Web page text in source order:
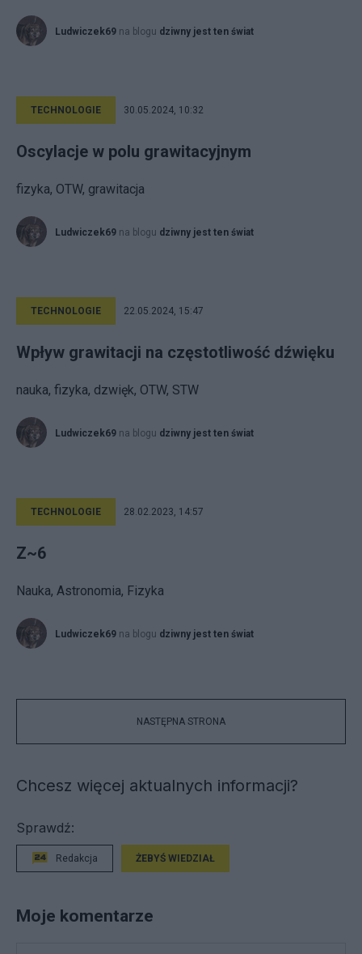
Ludwiczek69 na blogu dziwny jest ten świat
TECHNOLOGIE 30.05.2024, 10:32
Oscylacje w polu grawitacyjnym
fizyka, OTW, grawitacja
Ludwiczek69 na blogu dziwny jest ten świat
TECHNOLOGIE 22.05.2024, 15:47
Wpływ grawitacji na częstotliwość dźwięku
nauka, fizyka, dzwięk, OTW, STW
Ludwiczek69 na blogu dziwny jest ten świat
TECHNOLOGIE 28.02.2023, 14:57
Z~6
Nauka, Astronomia, Fizyka
Ludwiczek69 na blogu dziwny jest ten świat
NASTĘPNA STRONA
Chcesz więcej aktualnych informacji?
Sprawdź:
Redakcja ŻEBYŚ WIEDZIAŁ
Moje komentarze